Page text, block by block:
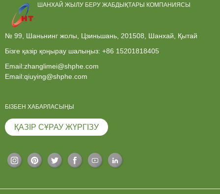
ШАНХАЙ ЖЫЛУ БЕРУ ЖАБДЫҚТАРЫ КОМПАНИЯСЫ
№ 99, Шаньнинг жолы, Цзиньшань, 201508, Шанхай, Қытай
Бізге қазір қоңырау шалыңыз: +86 15201818405
Email:zhanglimei@shphe.com
Email:qiuying@shphe.com
БІЗБЕН ХАБАРЛАСЫҢЫ
ҚАЗІР СҰРАУ ЖҮРГІЗУ